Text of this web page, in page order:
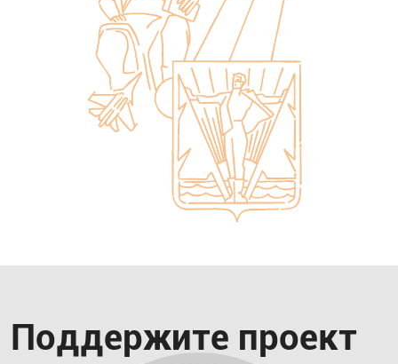
Поддержите проект